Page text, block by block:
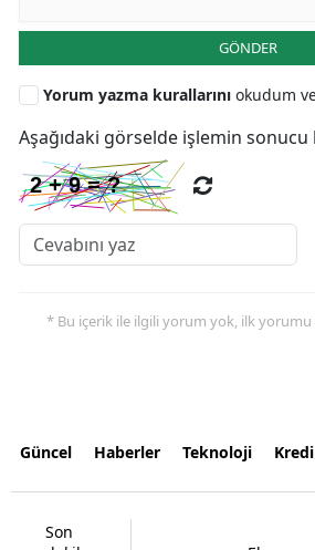
GÖNDER
Yorum yazma kurallarını okudum
Aşağıdaki görselde işlemin sonucu
* Bu içerik ile ilgili yorum yok, ilk yorumu
Güncel Haberler Teknoloji Kredi
Son